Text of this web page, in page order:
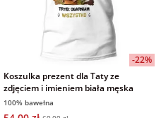
-22%
Koszulka prezent dla Taty ze
zdjęciem i imieniem biała męska
100% bawełna